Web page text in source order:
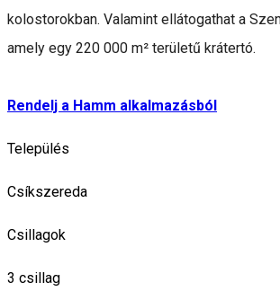
kolostorokban. Valamint ellátogathat a
amely egy 220 000 m² területű krátertó.
Rendelj a Hamm alkalmazásból
Település
Csíkszereda
Csillagok
3 csillag